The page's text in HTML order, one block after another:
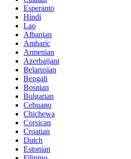
Esperanto
Hindi
Lao
Albanian
Amharic
Armenian
Azerbaijani
Belarusian
Bengali
Bosnian
Bulgarian
Cebuano
Chichewa
Corsican
Croatian
Dutch
Estonian